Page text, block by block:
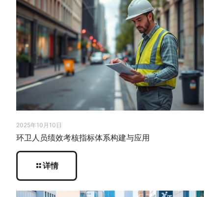
2025年10月10日
环卫人员绩效考核指标体系构建与应用
详情